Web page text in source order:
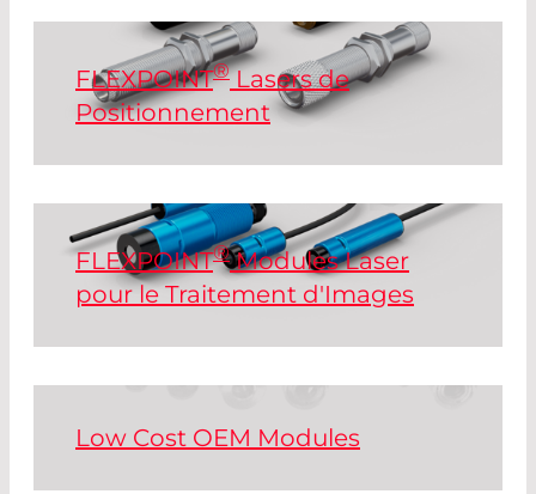
FLEXPOINT®Lasers de
Positionnement
Différentes formes de faisceaux de 405
l'alignement, l'indication et le
marquage.
Read More
FLEXPOINT®Modules Laser
pour le Traitement d'Images
La série FLEXPOINT®MV offre une
Low Cost OEM Modules